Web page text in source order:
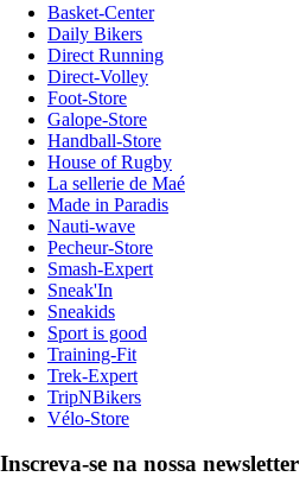
Basket-Center
Daily Bikers
Direct Running
Direct-Volley
Foot-Store
Galope-Store
Handball-Store
House of Rugby
La sellerie de Maé
Made in Paradis
Nauti-wave
Pecheur-Store
Smash-Expert
Sneak'In
Sneakids
Sport is good
Training-Fit
Trek-Expert
TripNBikers
Vélo-Store
Inscreva-se na nossa newsletter